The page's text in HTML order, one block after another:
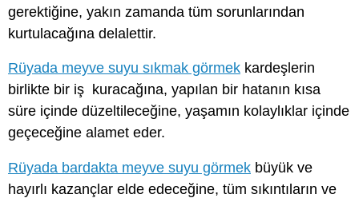
gerektiğine, yakın zamanda tüm sorunlarından
kurtulacağına delalettir.
Rüyada meyve suyu sıkmak görmek kardeşlerin
birlikte bir iş kuracağına, yapılan bir hatanın kısa
süre içinde düzeltileceğine, yaşamın kolaylıklar içinde
geçeceğine alamet eder.
Rüyada bardakta meyve suyu görmek büyük ve
hayırlı kazançlar elde edeceğine, tüm sıkıntıların ve